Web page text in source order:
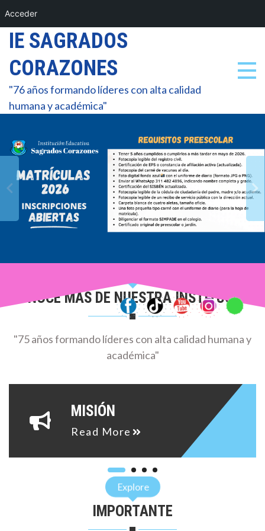
Acceder
Skip
content
IE SAGRADOS
CORAZONES
"76 años formando líderes con alta calidad
humana y académica"
CONOCE MÁS DE NUESTRA INSTITUCIÓN
"75 años formando líderes con alta calidad humana y
académica"
MISIÓN
Read More
Explore
IMPORTANTE
9
9
0
0
1
2
2
3
3
4
5
5
9
9
0
1
1
1
7
3
6
8
1
4
7
0
2
5
8
1
9
2
5